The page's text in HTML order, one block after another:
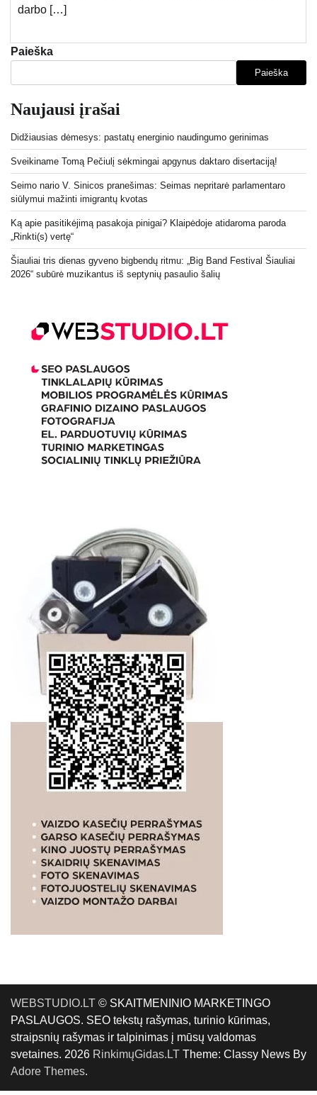
darbo […]
Paieška
Paieška
Naujausi įrašai
Didžiausias dėmesys: pastatų energinio naudingumo gerinimas
Sveikiname Tomą Pečiulį sėkmingai apgynus daktaro disertaciją!
Seimo nario V. Sinicos pranešimas: Seimas nepritarė parlamentaro
siūlymui mažinti imigrantų kvotas
Ką apie pasitikėjimą pasakoja pinigai? Klaipėdoje atidaroma paroda
„Rinkti(s) vertę“
Šiauliai tris dienas gyveno bigbendų ritmu: „Big Band Festival Šiauliai
2026“ subūrė muzikantus iš septynių pasaulio šalių
WEBSTUDIO.LT © SKAITMENINIO MARKETINGO
PASLAUGOS. SEO tekstų rašymas, turinio kūrimas,
straipsnių rašymas ir talpinimas į mūsų valdomas
svetaines. 2026 RinkimųGidas.LT Theme: Classy News By
Adore Themes.